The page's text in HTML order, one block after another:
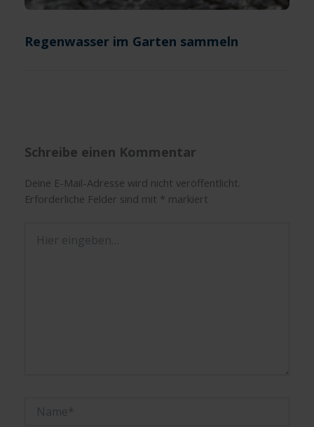
Regenwasser im Garten sammeln
Schreibe einen Kommentar
Deine E-Mail-Adresse wird nicht veröffentlicht.
Erforderliche Felder sind mit * markiert
eingeben…